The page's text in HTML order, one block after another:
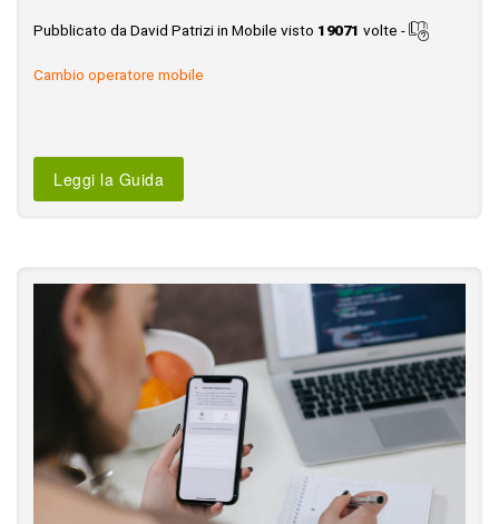
Pubblicato da David Patrizi in Mobile visto 19071 volte -
Cambio operatore mobile
Leggi la Guida